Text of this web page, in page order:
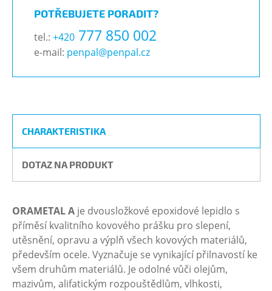
POTŘEBUJETE PORADIT?
tel.: +420 777 850 002
e-mail: penpal@penpal.cz
CHARAKTERISTIKA
DOTAZ NA PRODUKT
ORAMETAL A je dvousložkové epoxidové lepidlo s
příměsí kvalitního kovového prášku pro slepení,
utěsnění, opravu a výplň všech kovových materiálů,
především ocele. Vyznačuje se vynikající přilnavostí ke
všem druhům materiálů. Je odolné vůči olejům,
mazivům, alifatickým rozpouštědlům, vlhkosti,